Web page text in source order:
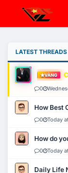
LATEST THREADS
VÀNG
0
How Best
0 Today
How do
0 Today
Daily Life